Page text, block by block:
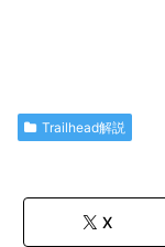
Trailhead解説
X